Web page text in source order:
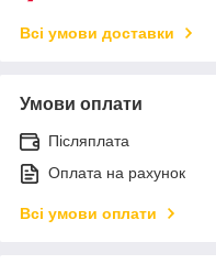
Всі умови доставки
Умови оплати
Післяплата
Оплата на рахунок
Всі умови оплати